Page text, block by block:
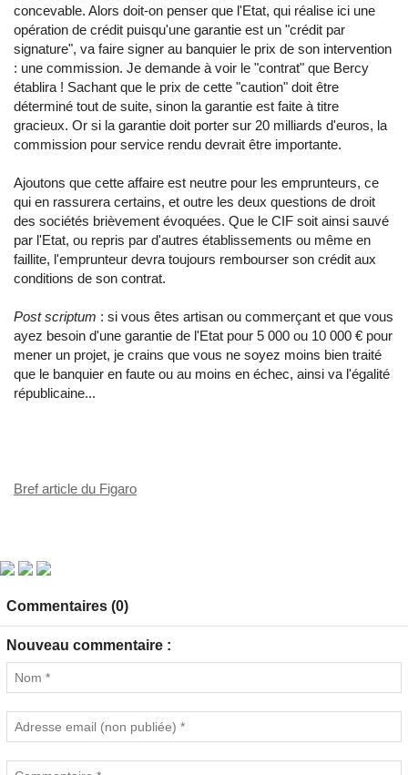
concevable. Alors doit-on penser que l'Etat, qui réalise ici une
opération de crédit puisqu'une garantie est un "crédit par
signature", va faire signer au banquier le prix de son intervention
: une commission. Je demande à voir le "contrat" que Bercy
établira ! Sachant que le prix de cette "caution" doit être
déterminé tout de suite, sinon la garantie est faite à titre
gracieux. Or si la garantie doit porter sur 20 milliards d'euros, la
commission pour service rendu devrait être importante.
Ajoutons que cette affaire est neutre pour les emprunteurs, ce
qui en rassurera certains, et outre les deux questions de droit
des sociétés brièvement évoquées. Que le CIF soit ainsi sauvé
par l'Etat, ou repris par d'autres établissements ou même en
faillite, l'emprunteur devra toujours rembourser son crédit aux
conditions de son contrat.
Post scriptum : si vous êtes artisan ou commerçant et que vous
ayez besoin d'une garantie de l'Etat pour 5 000 ou 10 000 € pour
mener un projet, je crains que vous ne soyez moins bien traité
que le banquier en faute ou au moins en échec, ainsi va l'égalité
républicaine...
Bref article du Figaro
Commentaires (0)
Nouveau commentaire :